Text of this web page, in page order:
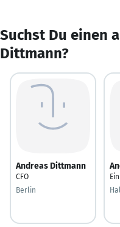
Suchst Du einen
Dittmann?
Andreas Dittmann
CFO
Berlin